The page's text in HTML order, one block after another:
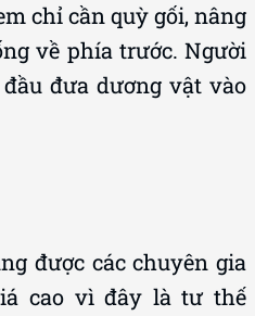
chỉ cần quỳ gối, nâng
về phía trước. Người
đưa dương vật vào
được các chuyên gia
cao vì đây là tư thế